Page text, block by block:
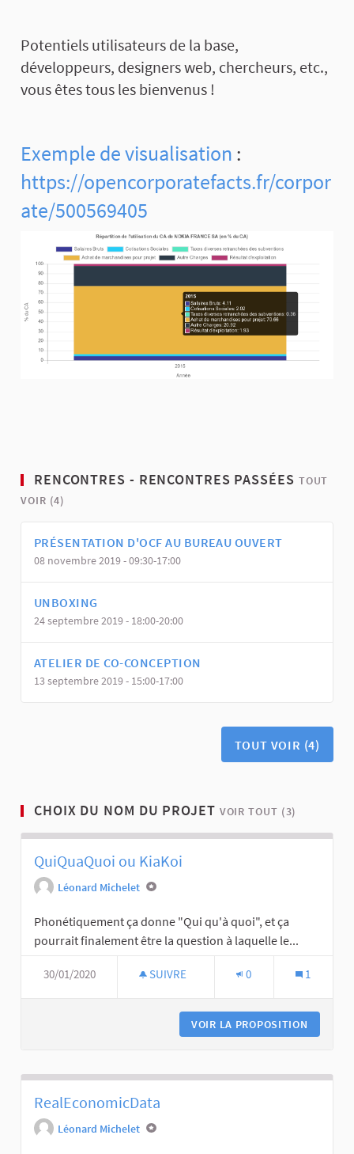
Potentiels utilisateurs de la base,
développeurs, designers web, chercheurs, etc.,
vous êtes tous les bienvenus !
Exemple de visualisation :
https://opencorporatefacts.fr/corpor
ate/500569405
RENCONTRES - RENCONTRES PASSÉES TOUT
VOIR (4)
PRÉSENTATION D'OCF AU BUREAU OUVERT
08 novembre 2019 - 09:30-17:00
UNBOXING
24 septembre 2019 - 18:00-20:00
ATELIER DE CO-CONCEPTION
13 septembre 2019 - 15:00-17:00
TOUT VOIR (4)
CHOIX DU NOM DU PROJET VOIR TOUT (3)
QuiQuaQuoi ou KiaKoi
Léonard Michelet
Phonétiquement ça donne "Qui qu'à quoi", et ça
pourrait finalement être la question à laquelle le...
30/01/2020 SUIVRE 0 1
VOIR LA PROPOSITION
RealEconomicData
Léonard Michelet